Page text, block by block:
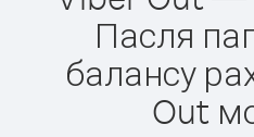
Пасля
балансу
Out